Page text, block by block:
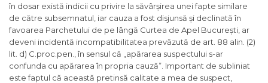
în dosar există indicii cu privire la săvârșirea unei fapte similare
de către subsemnatul, iar cauza a fost disjunsă și declinată în
favoarea Parchetului de pe lângă Curtea de Apel București, ar
deveni incidentă incompatibilitatea prevăzută de art. 88 alin. (2)
lit. d) C.proc.pen., în sensul că „apărarea suspectului s-ar
confunda cu apărarea în propria cauză”. Important de subliniat
este faptul că această pretinsă calitate a mea de suspect,